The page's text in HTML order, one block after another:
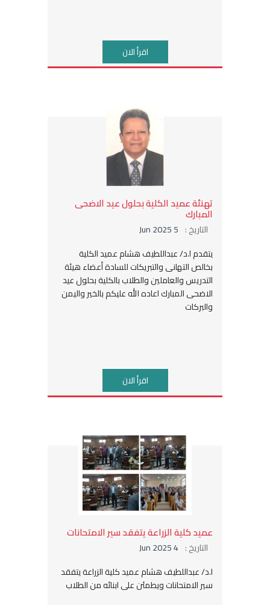
اقرأ الان
تهنئة عميد الكلية بحلول عيد الاضحى
المبارك
التاريخ : 5 Jun 2025
يتقدم ا.د/ عبداللطيف هشام عميد الكلية
بخالص التهانى والتبريكات للسادة أعضاء هيئة
التدريس والعاملين والطلاب بالكلية بحلول عيد
الاضحى المبارك اعاده الله عليكم بالخير واليمن
والبركات
اقرأ الان
عميد كلية الزراعة يتفقد سير الامتحانات
التاريخ : 4 Jun 2025
ا.د/ عبداللطيف هشام عميد كلية الزراعة يتفقد
سير الامتحانات ويطمئن على ابنائه من الطلاب